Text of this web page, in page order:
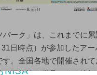
パーク」は、これまでに累
日時点）が参加したア
す。全国各地で開催され